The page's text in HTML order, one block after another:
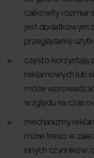
całkowity rozmiar
jest dodatkowym
przeglądarkę
często korzystają
reklamowych lub
może
względu na czas
mechanizmy
różne treści w
innych czynników;